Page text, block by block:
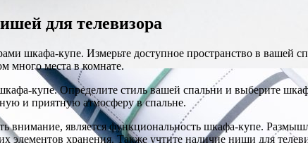
для телевизора
шкафа-купе. Измерьте доступное пространство в вашей
много места в комнате.
купе. Определите стиль вашей спальни и выберите
и приятную атмосферу в спальне.
внимание, является функциональность шкафа-купе.
элементов хранения. Также учтите наличие ниши для